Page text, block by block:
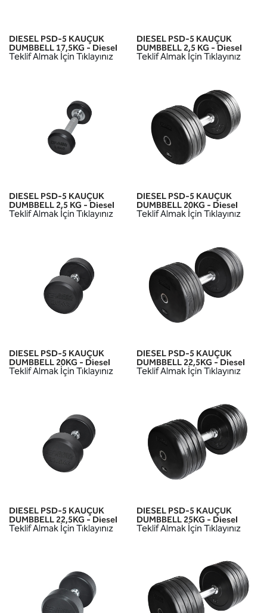
DIESEL PSD-5 KAUÇUK
DUMBBELL 17,5KG - Diesel
Teklif Almak İçin Tıklayınız
DIESEL PSD-5 KAUÇUK
DUMBBELL 2,5 KG - Diesel
Teklif Almak İçin Tıklayınız
DIESEL PSD-5 KAUÇUK
DUMBBELL 2,5 KG - Diesel
Teklif Almak İçin Tıklayınız
DIESEL PSD-5 KAUÇUK
DUMBBELL 20KG - Diesel
Teklif Almak İçin Tıklayınız
DIESEL PSD-5 KAUÇUK
DUMBBELL 20KG - Diesel
Teklif Almak İçin Tıklayınız
DIESEL PSD-5 KAUÇUK
DUMBBELL 22,5KG - Diesel
Teklif Almak İçin Tıklayınız
DIESEL PSD-5 KAUÇUK
DUMBBELL 22,5KG - Diesel
Teklif Almak İçin Tıklayınız
DIESEL PSD-5 KAUÇUK
DUMBBELL 25KG - Diesel
Teklif Almak İçin Tıklayınız